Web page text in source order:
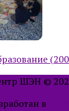
ШЭН ©
в